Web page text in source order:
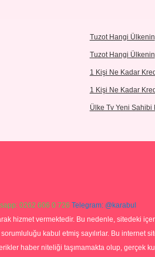
Tuzot Hangi Ülkenin
Tuzot Hangi Ülkenin
1 Kişi Ne Kadar
1 Kişi Ne Kadar
Ülke Tv Yeni Sahibi
0262 606 0 726 Telegram: @karabul
hizmet vermektedir. Bu nedenle, sitedeki
kabul etmiş sayılırlar. Bu internet
haber niteliği taşımamakta olup, gerçek